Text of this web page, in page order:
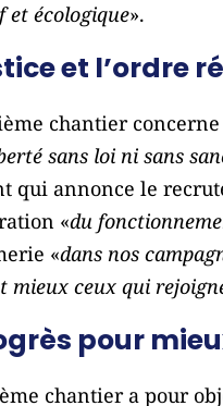
et écologique».
et l’ordre
chantier
sans loi ni sans
qui annonce le
«du
«dans nos
mieux ceux qui
pour
chantier a pour